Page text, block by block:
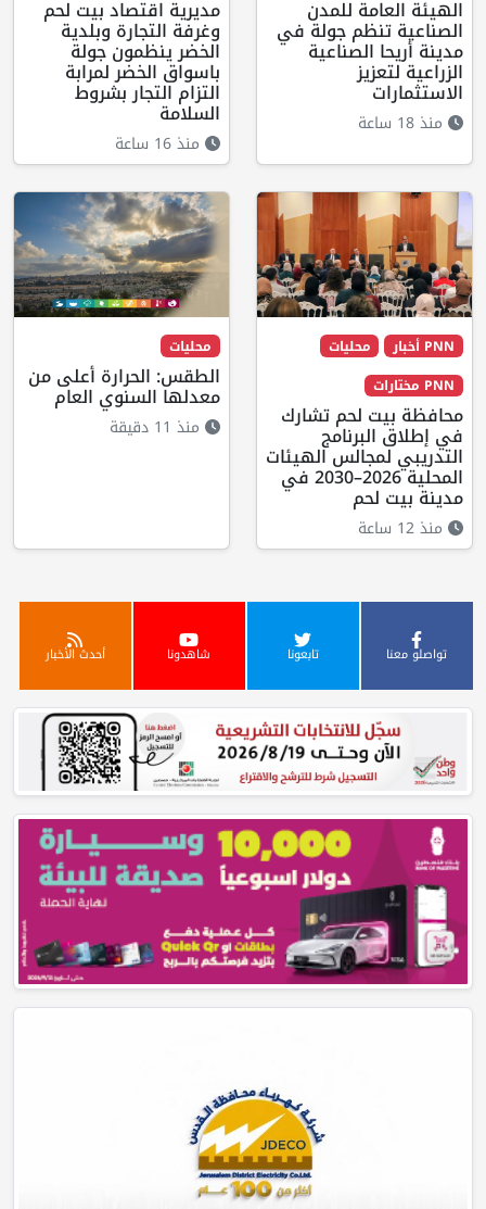
الهيئة العامة للمدن
الصناعية تنظم جولة في
مدينة أريحا الصناعية
الزراعية لتعزيز
الاستثمارات
منذ 18 ساعة
مديرية اقتصاد بيت لحم
وغرفة التجارة وبلدية
الخضر ينظمون جولة
باسواق الخضر لمرابة
التزام التجار بشروط
السلامة
منذ 16 ساعة
PNN أخبار
محليات
PNN مختارات
محافظة بيت لحم تشارك
في إطلاق البرنامج
التدريبي لمجالس الهيئات
المحلية 2026–2030 في
مدينة بيت لحم
منذ 12 ساعة
محليات
الطقس: الحرارة أعلى من
معدلها السنوي العام
منذ 11 دقيقة
تواصلو معنا تابعونا شاهدونا أحدث الأخبار